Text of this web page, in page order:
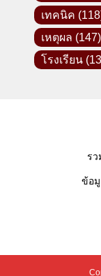
เทคนิค
เหตุผล (147)
โรงเรียน
รว
ข้อ